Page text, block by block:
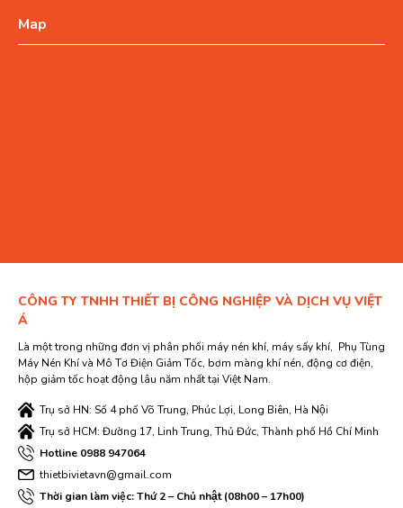
Máy sấy khí Jmec
Máy sấy khí Jmec, thương hiệu uy tín từ Đài Loan, được yêu thích
tại Việt Nam nhờ chất lượng ổn định kết hợp giá cả phải chăng.
Sản phẩm không chỉ nổi bật về hiệu suất mà còn được đánh giá
cao với dịch vụ hậu mãi chu đáo, mang đến sự yên tâm cho
người dùng.
Jmec cung cấp đa dạng dòng máy sấy khí, đáp ứng nhiều nhu
cầu hệ thống khí nén:
J2E-S Series: Lưu lượng 0.8–1.2 m³/phút
J2E-I Series: Lưu lượng 1.6–16 m³/phút
Map
CÔNG TY TNHH THIẾT BỊ CÔNG NGHIỆP VÀ DỊCH VỤ VIỆT
Á
Là một trong những đơn vị phân phối máy nén khí, máy sấy khí, Phụ Tùng
Máy Nén Khí và Mô Tơ Điện Giảm Tốc, bơm màng khí nén, động cơ điện,
hộp giảm tốc hoạt động lâu năm nhất tại Việt Nam.
Trụ sở HN: Số 4 phố Võ Trung, Phúc Lợi, Long Biên, Hà Nội
Trụ sở HCM: Đường 17, Linh Trung, Thủ Đức, Thành phố Hồ Chí Minh
Hotline 0988 947064
thietbivietavn@gmail.com
Thời gian làm việc: Thứ 2 – Chủ nhật (08h00 – 17h00)